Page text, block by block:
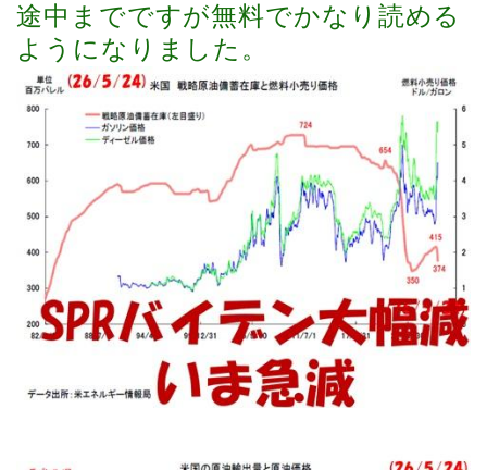
途中までですが無料でかなり読める
ようになりました。